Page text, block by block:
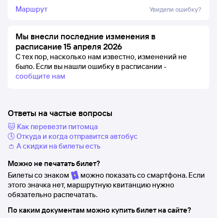
Маршрут Увидели ошибку?
Мы внесли последние изменения в
расписание 15 апреля 2026
С тех пор, насколько нам известно, изменений не
было. Если вы нашли ошибку в расписании -
сообщите нам
Ответы на частые вопросы
🐱 Как перевезти питомца
🕔 Откуда и когда отправится автобус
👛 А скидки на билеты есть
Можно не печатать билет?
Билеты со знаком
можно показать со смартфона. Если
этого значка нет, маршрутную квитанцию нужно
обязательно распечатать.
По каким документам можно купить билет на сайте?